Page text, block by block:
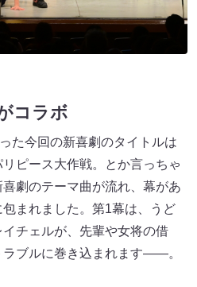
コラボ
た今回の新喜劇のタイトルは
リピース大作戦。とか言っちゃ
劇のテーマ曲が流れ、幕があ
まれました。第1幕は、うど
チェルが、先輩や女将の借
ブルに巻き込まれます――。